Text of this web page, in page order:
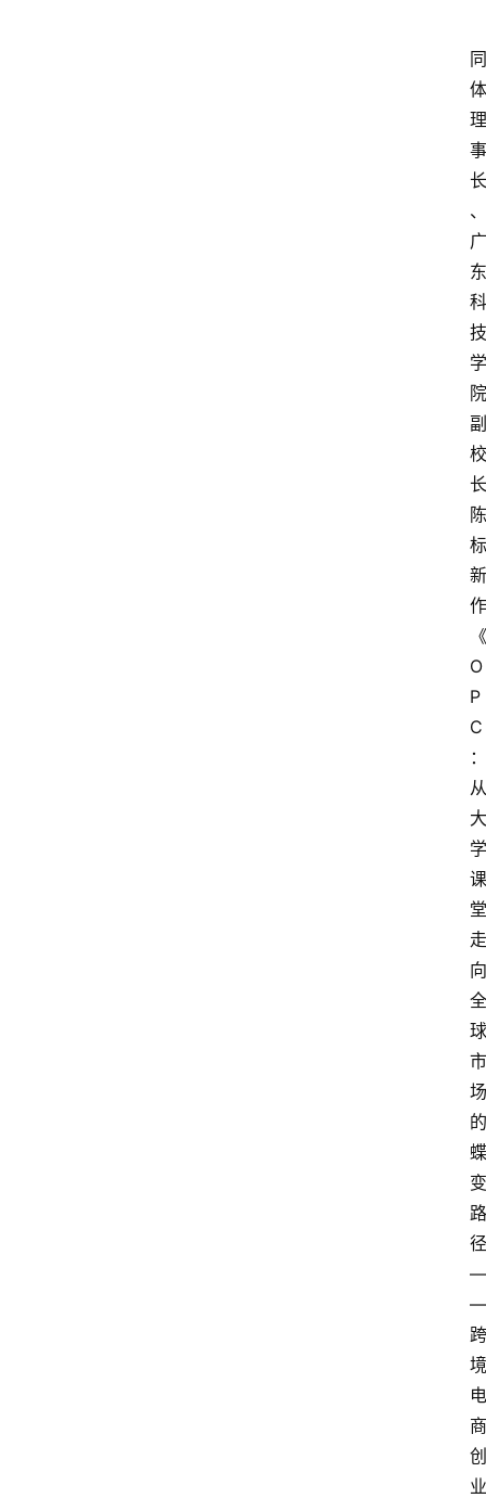
同
体
理
事
长
、
广
东
科
技
学
院
副
校
长
陈
标
新
作
《
O
P
C
：
从
大
学
课
堂
走
向
全
球
市
场
的
蝶
变
路
径
—
—
跨
境
电
商
创
业